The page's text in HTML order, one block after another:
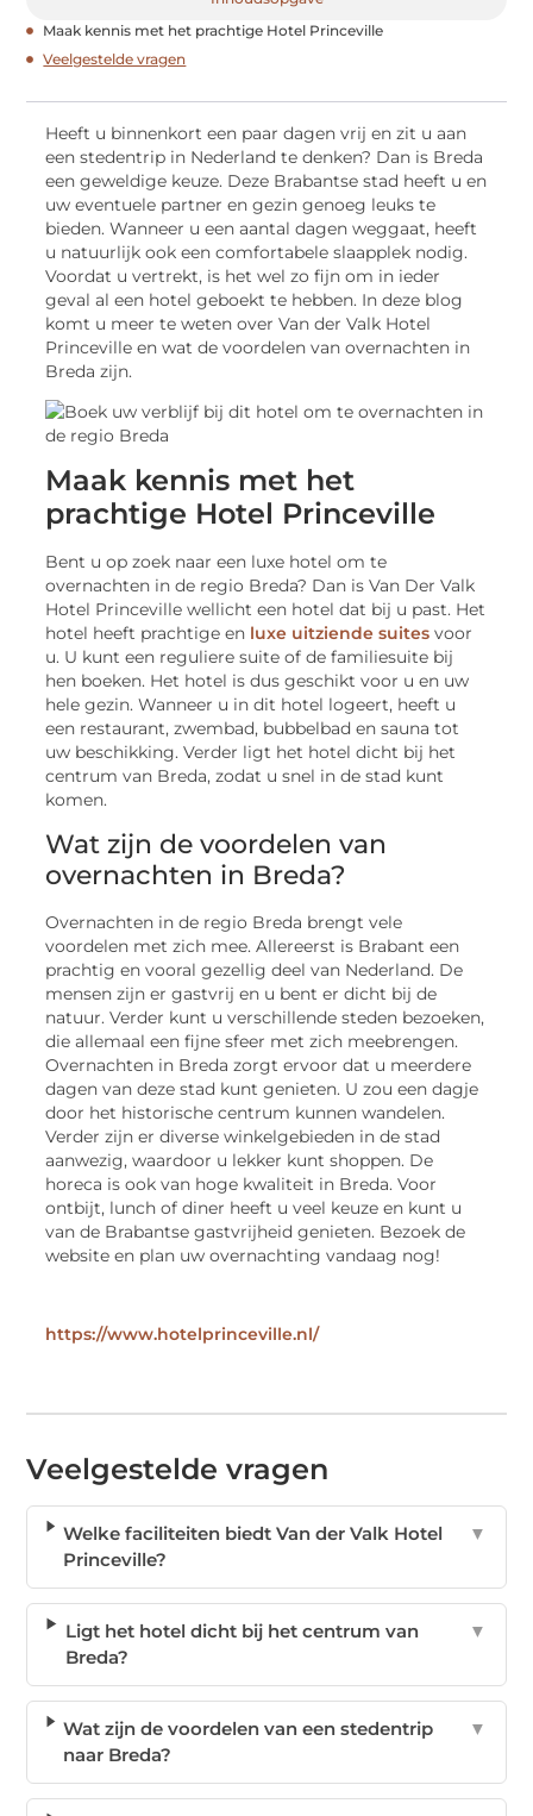
Maak kennis met het prachtige Hotel Princeville
Veelgestelde vragen
Heeft u binnenkort een paar dagen vrij en zit u aan
een stedentrip in Nederland te denken? Dan is Breda
een geweldige keuze. Deze Brabantse stad heeft u en
uw eventuele partner en gezin genoeg leuks te
bieden. Wanneer u een aantal dagen weggaat, heeft
u natuurlijk ook een comfortabele slaapplek nodig.
Voordat u vertrekt, is het wel zo fijn om in ieder
geval al een hotel geboekt te hebben. In deze blog
komt u meer te weten over Van der Valk Hotel
Princeville en wat de voordelen van overnachten in
Breda zijn.
Maak kennis met het
prachtige Hotel Princeville
Bent u op zoek naar een luxe hotel om te
overnachten in de regio Breda? Dan is Van Der Valk
Hotel Princeville wellicht een hotel dat bij u past. Het
hotel heeft prachtige en luxe uitziende suites voor
u. U kunt een reguliere suite of de familiesuite bij
hen boeken. Het hotel is dus geschikt voor u en uw
hele gezin. Wanneer u in dit hotel logeert, heeft u
een restaurant, zwembad, bubbelbad en sauna tot
uw beschikking. Verder ligt het hotel dicht bij het
centrum van Breda, zodat u snel in de stad kunt
komen.
Wat zijn de voordelen van
overnachten in Breda?
Overnachten in de regio Breda brengt vele
voordelen met zich mee. Allereerst is Brabant een
prachtig en vooral gezellig deel van Nederland. De
mensen zijn er gastvrij en u bent er dicht bij de
natuur. Verder kunt u verschillende steden bezoeken,
die allemaal een fijne sfeer met zich meebrengen.
Overnachten in Breda zorgt ervoor dat u meerdere
dagen van deze stad kunt genieten. U zou een dagje
door het historische centrum kunnen wandelen.
Verder zijn er diverse winkelgebieden in de stad
aanwezig, waardoor u lekker kunt shoppen. De
horeca is ook van hoge kwaliteit in Breda. Voor
ontbijt, lunch of diner heeft u veel keuze en kunt u
van de Brabantse gastvrijheid genieten. Bezoek de
website en plan uw overnachting vandaag nog!
https://www.hotelprinceville.nl/
Veelgestelde vragen
Welke faciliteiten biedt Van der Valk Hotel
Princeville?
▼
Ligt het hotel dicht bij het centrum van
Breda?
▼
Wat zijn de voordelen van een stedentrip
naar Breda?
▼